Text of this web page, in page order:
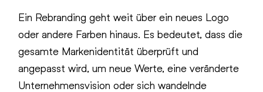
Ein Rebranding geht weit über ein neues Logo
oder andere Farben hinaus. Es bedeutet, dass die
gesamte Markenidentität überprüft und
angepasst wird, um neue Werte, eine veränderte
Unternehmensvision oder sich wandelnde